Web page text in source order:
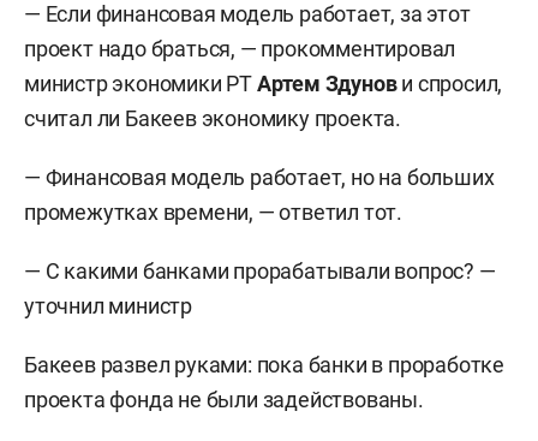
— Если финансовая модель работает, за этот
проект надо браться, — прокомментировал
министр экономики РТАртем Здунови спросил,
считал ли Бакеев экономику проекта.
— Финансовая модель работает, но на больших
промежутках времени, — ответил тот.
— С какими банками прорабатывали вопрос? —
уточнил министр
Бакеев развел руками: пока банки в проработке
проекта фонда не были задействованы.